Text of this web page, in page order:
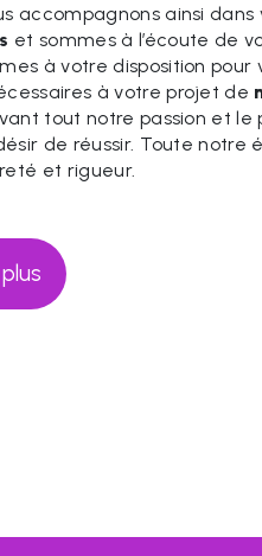
accompagnons ainsi
et sommes à l’écoute de
à votre disposition
à votre projet de
tout notre passion et
de réussir. Toute notre
et rigueur.